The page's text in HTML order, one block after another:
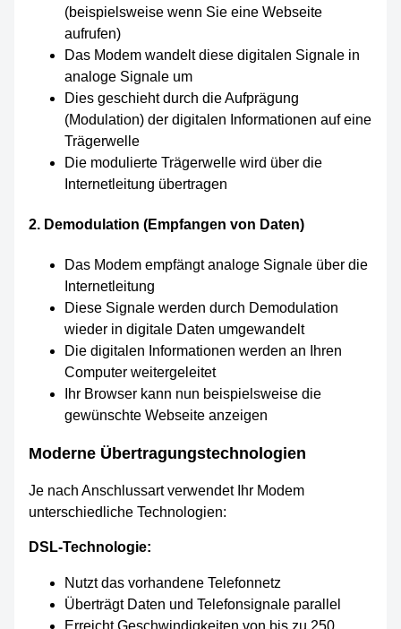
(beispielsweise wenn Sie eine Webseite
aufrufen)
Das Modem wandelt diese digitalen Signale in
analoge Signale um
Dies geschieht durch die Aufprägung
(Modulation) der digitalen Informationen auf eine
Trägerwelle
Die modulierte Trägerwelle wird über die
Internetleitung übertragen
2. Demodulation (Empfangen von Daten)
Das Modem empfängt analoge Signale über die
Internetleitung
Diese Signale werden durch Demodulation
wieder in digitale Daten umgewandelt
Die digitalen Informationen werden an Ihren
Computer weitergeleitet
Ihr Browser kann nun beispielsweise die
gewünschte Webseite anzeigen
Moderne Übertragungstechnologien
Je nach Anschlussart verwendet Ihr Modem
unterschiedliche Technologien:
DSL-Technologie:
Nutzt das vorhandene Telefonnetz
Überträgt Daten und Telefonsignale parallel
Erreicht Geschwindigkeiten von bis zu 250